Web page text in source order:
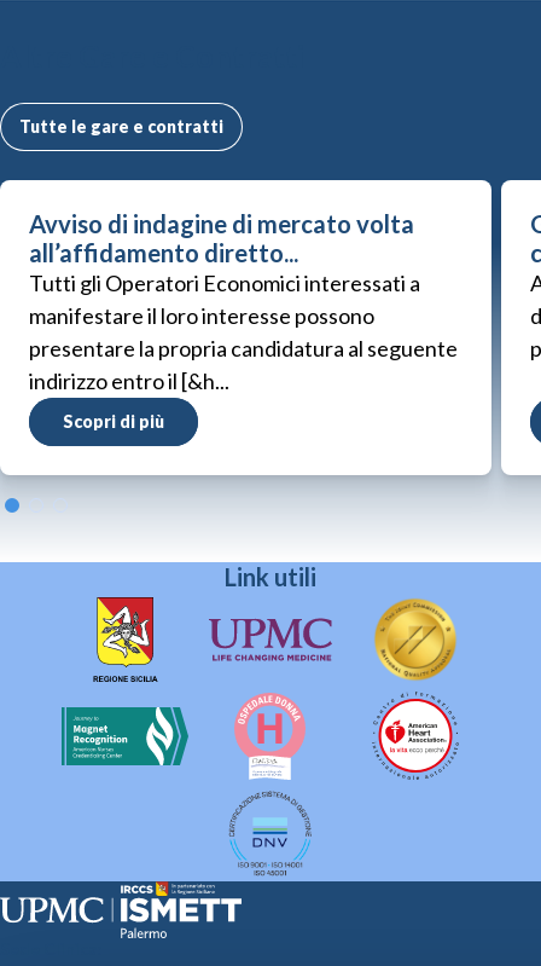
Tutte le gare e contratti
Avviso di indagine di mercato volta
all’affidamento diretto...
Tutti gli Operatori Economici interessati a
manifestare il loro interesse possono
presentare la propria candidatura al seguente
indirizzo entro il [&h...
Scopri di più
Link utili